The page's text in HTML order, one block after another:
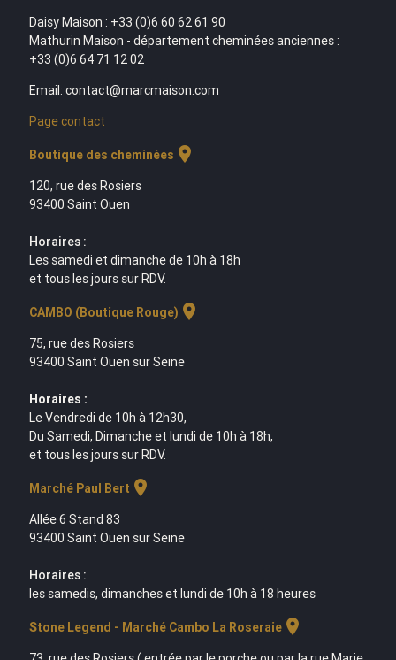
Daisy Maison : +33 (0)6 60 62 61 90
Mathurin Maison - département cheminées anciennes :
+33 (0)6 64 71 12 02
Email: contact@marcmaison.com
Page contact
Boutique des cheminées location_on
120, rue des Rosiers
93400 Saint Ouen
Horaires :
Les samedi et dimanche de 10h à 18h
et tous les jours sur RDV.
CAMBO (Boutique Rouge) location_on
75, rue des Rosiers
93400 Saint Ouen sur Seine
Horaires :
Le Vendredi de 10h à 12h30,
Du Samedi, Dimanche et lundi de 10h à 18h,
et tous les jours sur RDV.
Marché Paul Bert location_on
Allée 6 Stand 83
93400 Saint Ouen sur Seine
Horaires :
les samedis, dimanches et lundi de 10h à 18 heures
Stone Legend - Marché Cambo La Roseraielocation_on